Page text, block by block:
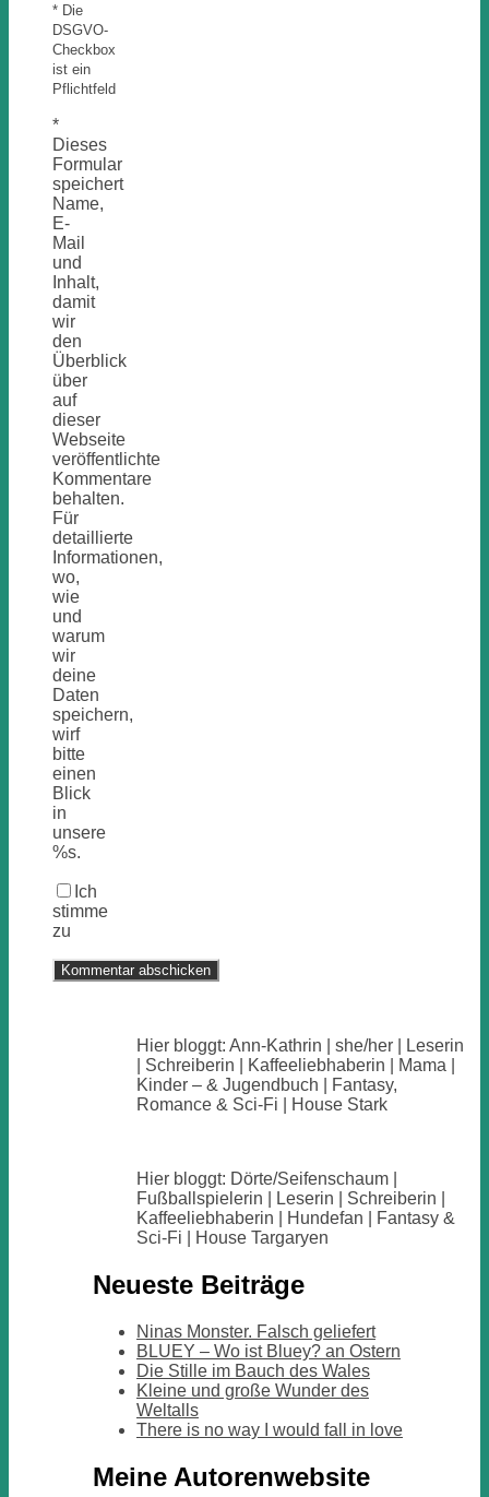
* Die
DSGVO-
Checkbox
ist ein
Pflichtfeld
*
Dieses
Formular
speichert
Name,
E-
Mail
und
Inhalt,
damit
wir
den
Überblick
über
auf
dieser
Webseite
veröffentlichte
Kommentare
behalten.
Für
detaillierte
Informationen,
wo,
wie
und
warum
wir
deine
Daten
speichern,
wirf
bitte
einen
Blick
in
unsere
%s.
Ich
stimme
zu
Hier bloggt: Ann-Kathrin | she/her | Leserin
| Schreiberin | Kaffeeliebhaberin | Mama |
Kinder – & Jugendbuch | Fantasy,
Romance & Sci-Fi | House Stark
Hier bloggt: Dörte/Seifenschaum |
Fußballspielerin | Leserin | Schreiberin |
Kaffeeliebhaberin | Hundefan | Fantasy &
Sci-Fi | House Targaryen
Neueste Beiträge
Ninas Monster. Falsch geliefert
BLUEY – Wo ist Bluey? an Ostern
Die Stille im Bauch des Wales
Kleine und große Wunder des
Weltalls
There is no way I would fall in love
Meine Autorenwebsite